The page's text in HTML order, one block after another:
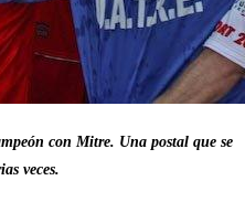
con Mitre. Una postal que se
veces.